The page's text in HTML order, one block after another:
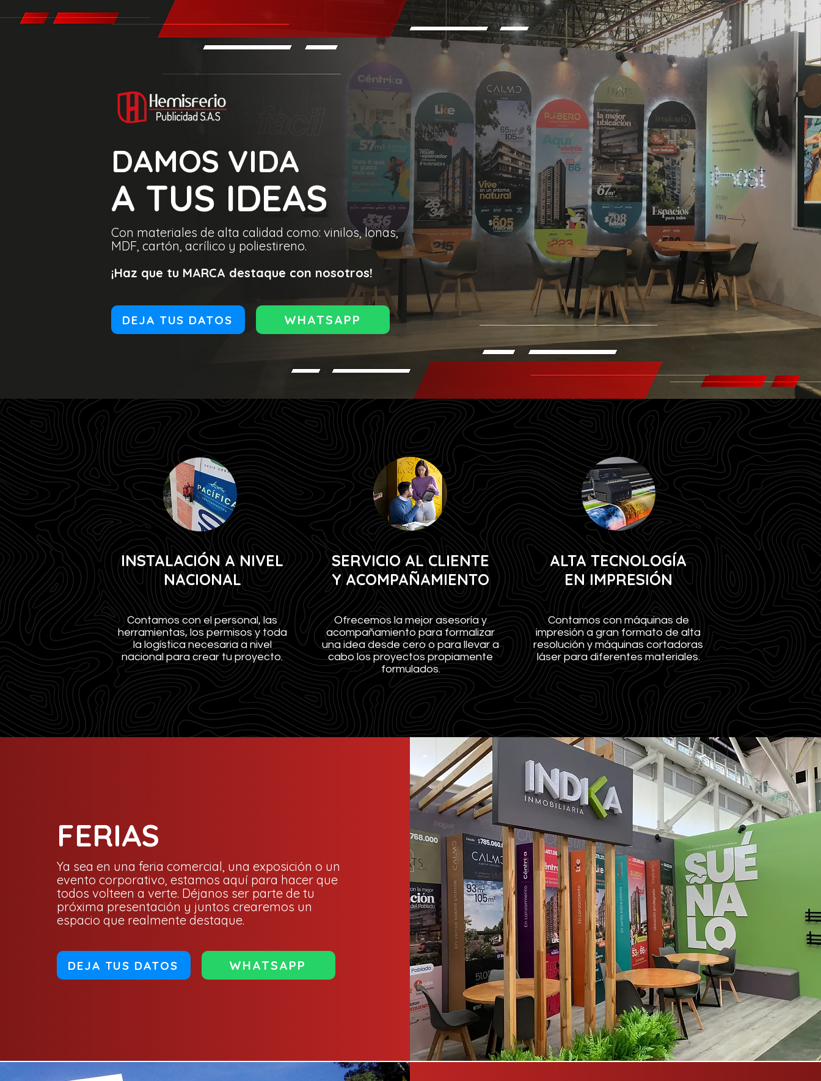
DAMOS VIDA
A TUS IDEAS
Con materiales de alta calidad como: vinilos, lonas,
MDF, cartón, acrílico y poliestireno.
¡Haz que tu MARCA destaque con nosotros!
DEJA TUS DATOS WHATSAPP
INSTALACIÓN A NIVEL
NACIONAL
Contamos con el personal, las
herramientas, los permisos y toda
la logística necesaria a nivel
nacional para crear tu proyecto.
SERVICIO AL CLIENTE
Y ACOMPAÑAMIENTO
Ofrecemos la mejor asesoría y
acompañamiento para formalizar
una idea desde cero o para llevar a
cabo los proyectos propiamente
formulados.
ALTA TECNOLOGÍA
EN IMPRESIÓN
Contamos con máquinas de
impresión a gran formato de alta
resolución y máquinas cortadoras
láser para diferentes materiales.
FERIAS
Ya sea en una feria comercial, una exposición o un
evento corporativo, estamos aquí para hacer que
todos volteen a verte. Déjanos ser parte de tu
próxima presentación y juntos crearemos un
espacio que realmente destaque.
DEJA TUS DATOS WHATSAPP